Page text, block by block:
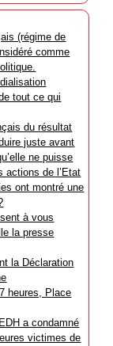
(régime de
comme
tout ce qui
du résultat
juste avant
ne puisse
actions de l’Etat
ont montré une
à vous
la presse
la Déclaration
heures, Place
a condamné
victimes de